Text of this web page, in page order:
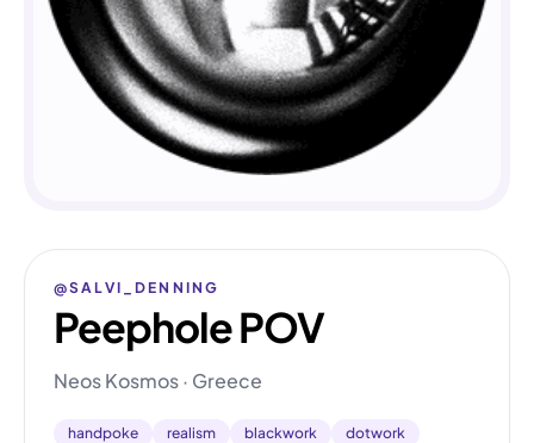
@SALVI_DENNING
Peephole POV
Neos Kosmos · Greece
handpoke realism blackwork
dotwork